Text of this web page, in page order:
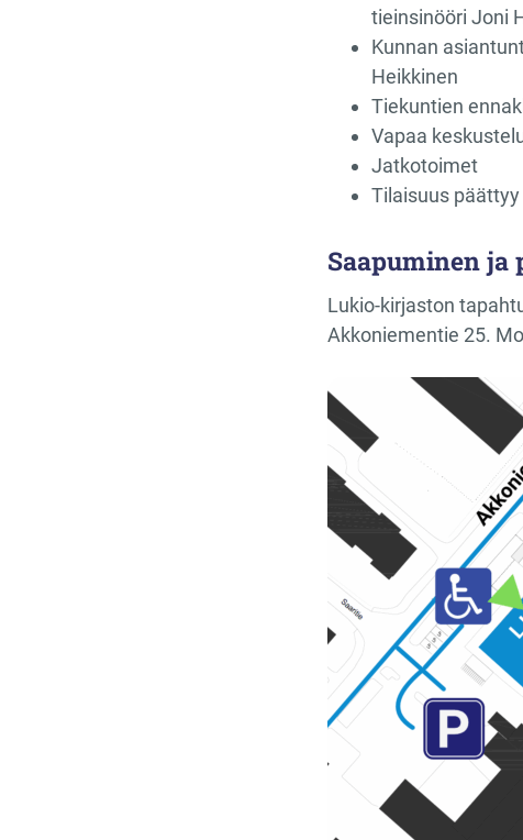
tieinsinööri Joni
Kunnan
Heikkinen
Tiekuntien
Vapaa
Jatkotoimet
Tilaisuus
Saapuminen ja
Lukio-kirjaston
Akkoniementie 25.